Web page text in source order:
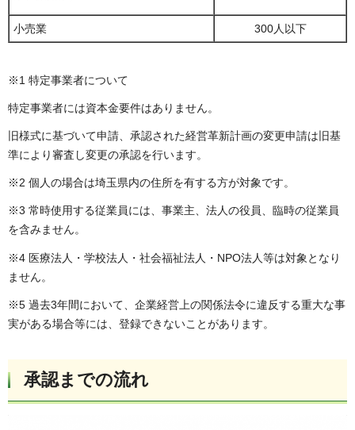
小売業 300人以下
※1 特定事業者について
特定事業者には資本金要件はありません。
旧様式に基づいて申請、承認された経営革新計画の変更申請は旧基
準により審査し変更の承認を行います。
※2 個人の場合は埼玉県内の住所を有する方が対象です。
※3 常時使用する従業員には、事業主、法人の役員、臨時の従業員
を含みません。
※4 医療法人・学校法人・社会福祉法人・NPO法人等は対象となり
ません。
※5 過去3年間において、企業経営上の関係法令に違反する重大な事
実がある場合等には、登録できないことがあります。
承認までの流れ